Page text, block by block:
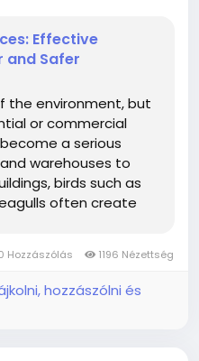
Effective
and Safer
the environment, but
or commercial
a serious
warehouses to
birds such as
often create
solutions to...
Hozzászólás 1196 Nézettség
hozzászólni és